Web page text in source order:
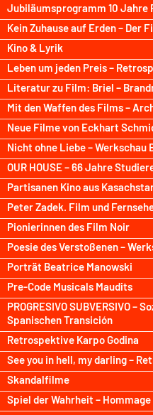
Jubiläumsprogramm 10
Kein Zuhause auf Erden –
Kino & Lyrik
Leben um jeden Preis –
Literatur zu Film: Briel –
Mit den Waffen des Films –
Neue Filme von Eckhart
Nicht ohne Liebe – Werkschau
OUR HOUSE – 66 Jahre
Partisanen Kino aus
Peter Zadek. Film und
Pionierinnen des Film Noir
Poesie des Verstoßenen –
Porträt Beatrice Manowski
Pre-Code Musicals Maudits
PROGRESIVO SUBVERSIVO –
Spanischen Transición
Retrospektive Karpo Godina
See you in hell, my darling –
Skandalfilme
Spiel der Wahrheit –